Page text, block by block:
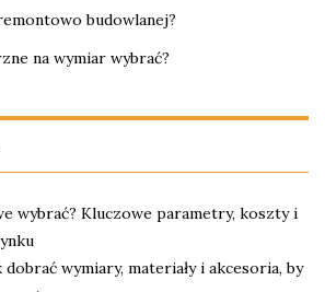
budowlanej?
na wymiar wybrać?
wybrać? Kluczowe parametry, koszty i
wymiary, materiały i akcesoria, by